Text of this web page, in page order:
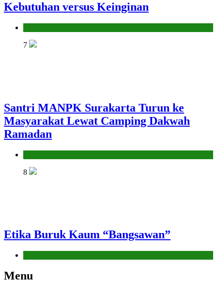
Kebutuhan versus Keinginan
7
Santri MANPK Surakarta Turun ke
Masyarakat Lewat Camping Dakwah
Ramadan
8
Etika Buruk Kaum “Bangsawan”
Menu